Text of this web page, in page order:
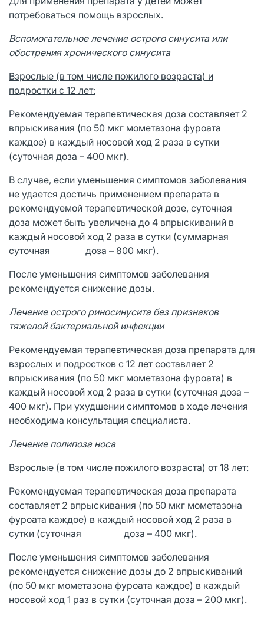
потребоваться помощь взрослых.
Вспомогательное лечение острого синусита или
обострения хронического синусита
Взрослые (в том числе пожилого возраста) и
подростки с 12 лет:
Рекомендуемая терапевтическая доза составляет 2
впрыскивания (по 50 мкг мометазона фуроата
каждое) в каждый носовой ход 2 раза в сутки
(суточная доза – 400 мкг).
В случае, если уменьшения симптомов заболевания
не удается достичь применением препарата в
рекомендуемой терапевтической дозе, суточная
доза может быть увеличена до 4 впрыскиваний в
каждый носовой ход 2 раза в сутки (суммарная
суточная доза – 800 мкг).
После уменьшения симптомов заболевания
рекомендуется снижение дозы.
Лечение острого риносинусита без признаков
тяжелой бактериальной инфекции
Рекомендуемая терапевтическая доза препарата для
взрослых и подростков с 12 лет составляет 2
впрыскивания (по 50 мкг мометазона фуроата) в
каждый носовой ход 2 раза в сутки (суточная доза –
400 мкг). При ухудшении симптомов в ходе лечения
необходима консультация специалиста.
Лечение полипоза носа
Взрослые (в том числе пожилого возраста) от 18 лет:
Рекомендуемая терапевтическая доза препарата
составляет 2 впрыскивания (по 50 мкг мометазона
фуроата каждое) в каждый носовой ход 2 раза в
сутки (суточная доза – 400 мкг).
После уменьшения симптомов заболевания
рекомендуется снижение дозы до 2 впрыскиваний
(по 50 мкг мометазона фуроата каждое) в каждый
носовой ход 1 раз в сутки (суточная доза – 200 мкг).